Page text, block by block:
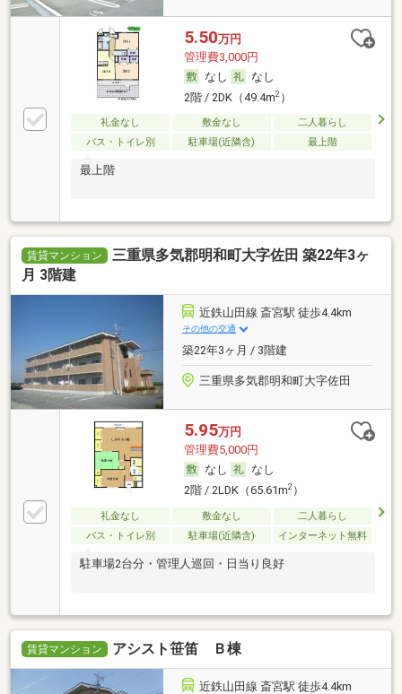
5.50万円
管理費3,000円
なし
なし
2階 / 2DK（49.4m2）
礼金なし 敷金なし
二人暮らし
バス・トイレ別
駐車場(近隣含) 最上階
最上階
賃貸マンション
三重県多気郡明和町大字佐田 築22年3ヶ
月 3階建
近鉄山田線 斎宮駅 徒歩4.4km
その他の交通
築22年3ヶ月 / 3階建
三重県多気郡明和町大字佐田
5.95万円
管理費5,000円
なし
なし
2階 / 2LDK（65.61m2）
礼金なし 敷金なし
二人暮らし
バス・トイレ別
駐車場(近隣含) インターネット無料
駐車場2台分・管理人巡回・日当り良好
賃貸マンション アシスト笹笛 Ｂ棟
近鉄山田線 斎宮駅 徒歩4.4km